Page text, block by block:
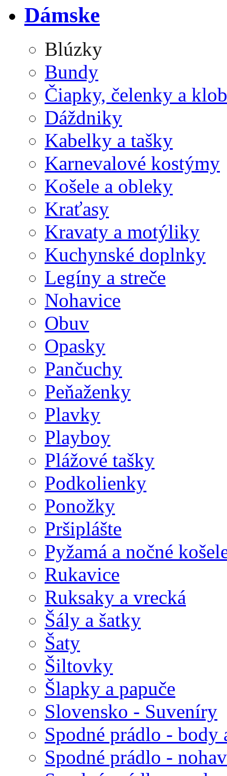
Dámske
Blúzky
Bundy
Čiapky, čelenky a
Dáždniky
Kabelky a tašky
Karnevalové kostýmy
Košele a obleky
Kraťasy
Kravaty a motýliky
Kuchynské doplnky
Legíny a streče
Nohavice
Obuv
Opasky
Pančuchy
Peňaženky
Plavky
Playboy
Plážové tašky
Podkolienky
Ponožky
Pršiplášte
Pyžamá a nočné
Rukavice
Ruksaky a vrecká
Šály a šatky
Šaty
Šiltovky
Šlapky a papuče
Slovensko - Suveníry
Spodné prádlo - body
Spodné prádlo -